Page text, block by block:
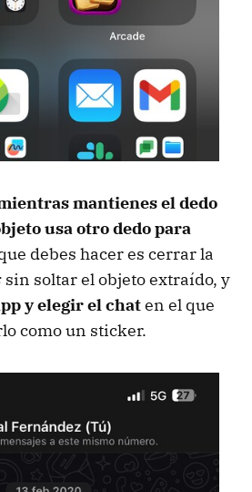
mantienes el dedo
usa otro dedo para
debes hacer es cerrar la
sin soltar el objeto extraído, y
y elegir el chaten el que
como un sticker.